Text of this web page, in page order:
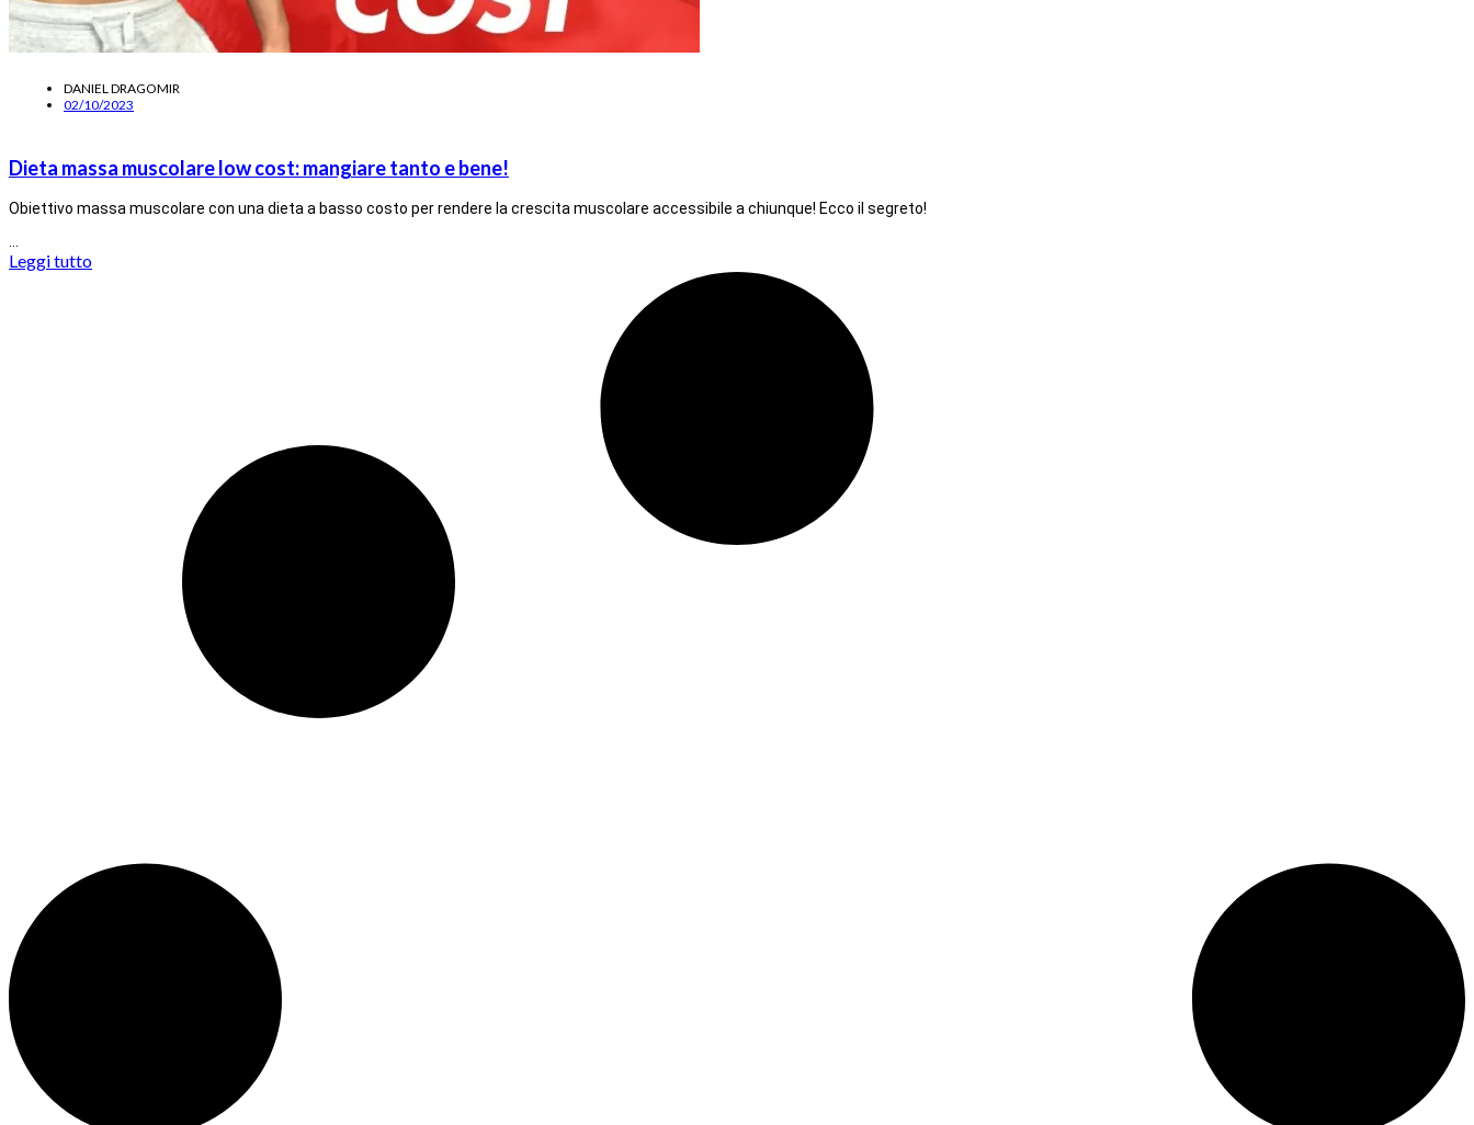
DANIEL DRAGOMIR
02/10/2023
Dieta massa muscolare low cost: mangiare tanto e bene!
Obiettivo massa muscolare con una dieta a basso costo per rendere la crescita muscolare accessibile a chiunque! Ecco il segreto!
Leggi tutto